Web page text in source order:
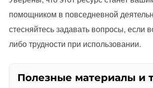
помощником в повседневной
стесняйтесь задавать вопросы, если
либо трудности при использовании.
Полезные материалы и